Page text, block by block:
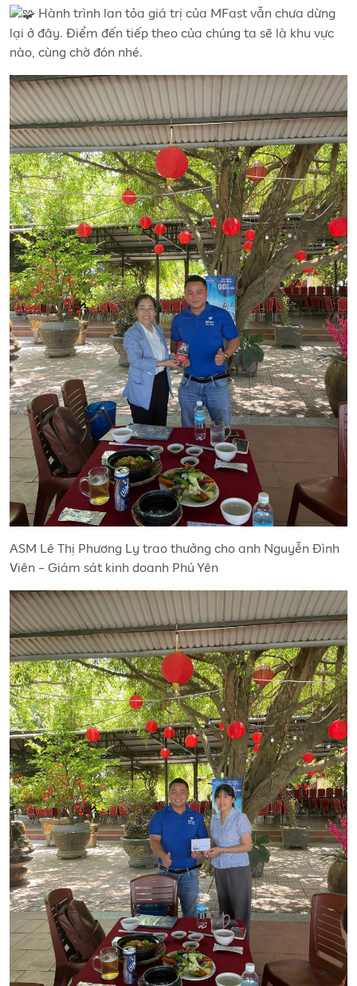
Hành trình lan tỏa giá trị của MFast vẫn chưa dừng
lại ở đây. Điểm đến tiếp theo của chúng ta sẽ là khu vực
nào, cùng chờ đón nhé.
ASM Lê Thị Phương Ly trao thưởng cho anh Nguyễn Đình
Viên - Giám sát kinh doanh Phú Yên